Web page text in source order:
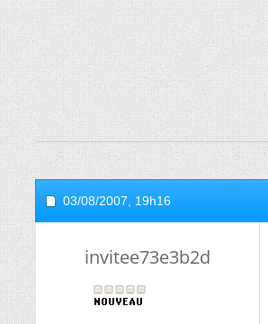
03/08/2007, 19h16
invitee73e3b2d